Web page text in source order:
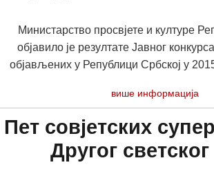
Министарство просвјете и културе
објавило је резултате Јавног
објављених у Републици Србској у
више информација
Пет совјетских
Другог